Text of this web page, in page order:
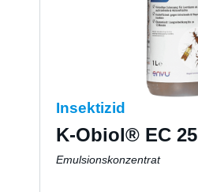
Insektizid
K-Obiol® EC 25
Emulsionskonzentrat